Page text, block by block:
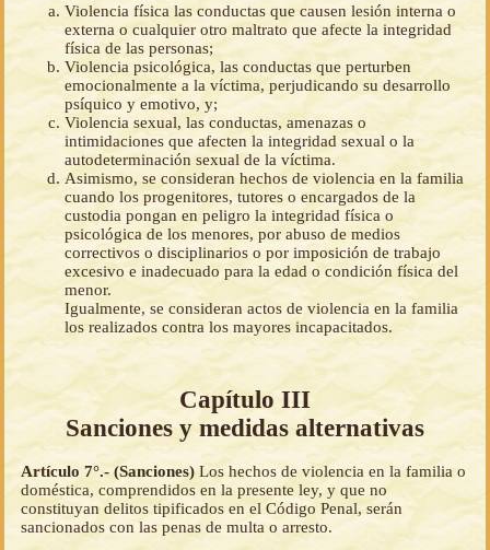
Violencia física las conductas que causen lesión interna o
externa o cualquier otro maltrato que afecte la integridad
física de las personas;
Violencia psicológica, las conductas que perturben
emocionalmente a la víctima, perjudicando su desarrollo
psíquico y emotivo, y;
Violencia sexual, las conductas, amenazas o
intimidaciones que afecten la integridad sexual o la
autodeterminación sexual de la víctima.
Asimismo, se consideran hechos de violencia en la familia
cuando los progenitores, tutores o encargados de la
custodia pongan en peligro la integridad física o
psicológica de los menores, por abuso de medios
correctivos o disciplinarios o por imposición de trabajo
excesivo e inadecuado para la edad o condición física del
menor.
Igualmente, se consideran actos de violencia en la familia
los realizados contra los mayores incapacitados.
Capítulo III
Sanciones y medidas alternativas
Artículo 7°.- (Sanciones)Los hechos de violencia en la familia o
doméstica, comprendidos en la presente ley, y que no
constituyan delitos tipificados en el Código Penal, serán
sancionados con las penas de multa o arresto.